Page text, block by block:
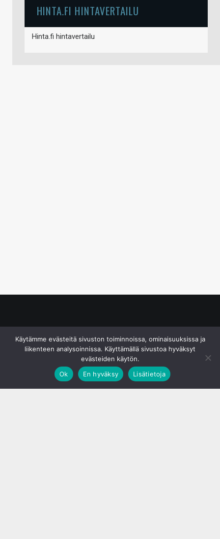
HINTA.FI HINTAVERTAILU
Hinta.fi hintavertailu
Käytämme evästeitä sivuston toiminnoissa, ominaisuuksissa ja
liikenteen analysoinnissa. Käyttämällä sivustoa hyväksyt
evästeiden käytön.
Ok
En hyväksy Lisätietoja